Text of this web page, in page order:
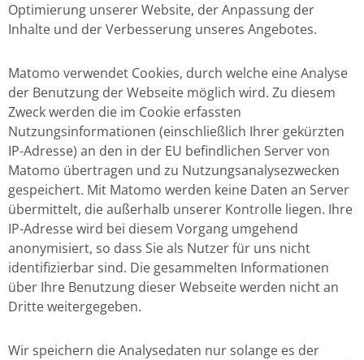
Optimierung unserer Website, der Anpassung der
Inhalte und der Verbesserung unseres Angebotes.
Matomo verwendet Cookies, durch welche eine Analyse
der Benutzung der Webseite möglich wird. Zu diesem
Zweck werden die im Cookie erfassten
Nutzungsinformationen (einschließlich Ihrer gekürzten
IP-Adresse) an den in der EU befindlichen Server von
Matomo übertragen und zu Nutzungsanalysezwecken
gespeichert. Mit Matomo werden keine Daten an Server
übermittelt, die außerhalb unserer Kontrolle liegen. Ihre
IP-Adresse wird bei diesem Vorgang umgehend
anonymisiert, so dass Sie als Nutzer für uns nicht
identifizierbar sind. Die gesammelten Informationen
über Ihre Benutzung dieser Webseite werden nicht an
Dritte weitergegeben.
Wir speichern die Analysedaten nur solange es der